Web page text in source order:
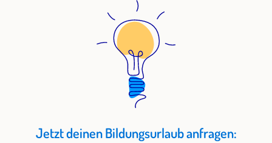
Jetzt deinen Bildungsurlaub anfragen: